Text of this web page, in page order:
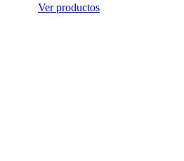
Ver productos